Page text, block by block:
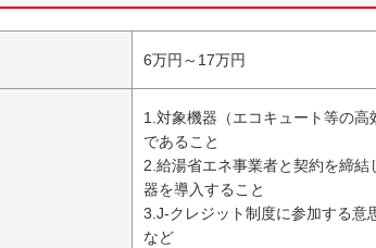
6万円～17万円
1.対象機器（エコキュート等の
であること
2.給湯省エネ事業者と契約を締
器を導入すること
3.J-クレジット制度に参加する意
など